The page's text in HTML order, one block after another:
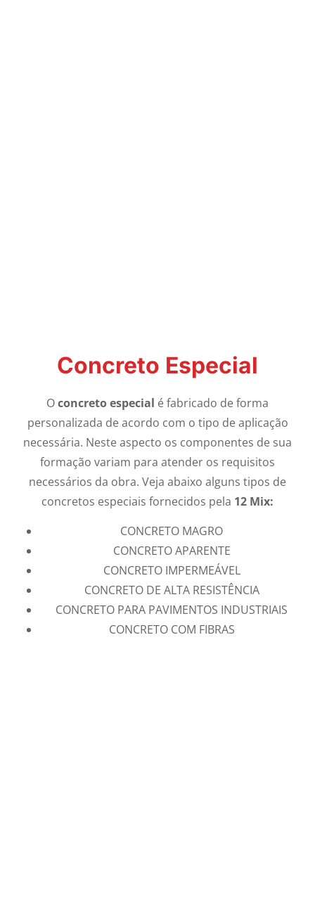
Concreto Especial
Oconcreto especial é fabricado de forma
personalizada de acordo com o tipo de aplicação
necessária. Neste aspecto os componentes de sua
formação variam para atender os requisitos
necessários da obra. Veja abaixo alguns tipos de
concretos especiais fornecidos pela 12 Mix:
CONCRETO MAGRO
CONCRETO APARENTE
CONCRETO IMPERMEÁVEL
CONCRETO DE ALTA RESISTÊNCIA
CONCRETO PARA PAVIMENTOS INDUSTRIAIS
CONCRETO COM FIBRAS